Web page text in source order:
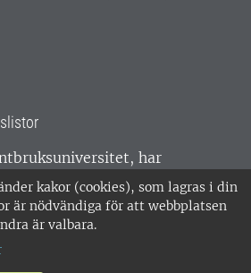
kakor (cookies), som lagras i din
är nödvändiga för att webbplatsen
är valbara.
har
hela Sverige. Huvudorter är
Umeå.SLU är
ISO 14001. •
nr: 202100-2817 •